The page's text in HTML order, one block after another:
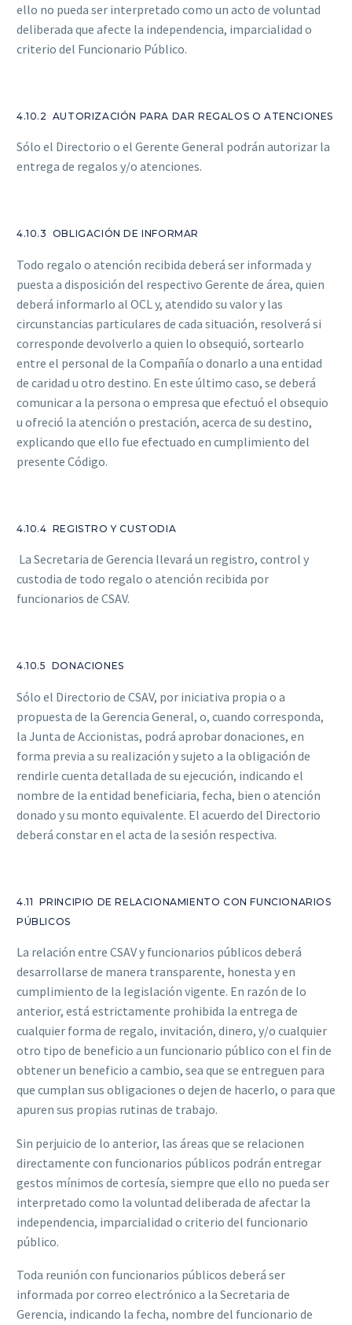
ello no pueda ser interpretado como un acto de voluntad
deliberada que afecte la independencia, imparcialidad o
criterio del Funcionario Público.
4.10.2 AUTORIZACIÓN PARA DAR REGALOS O ATENCIONES
Sólo el Directorio o el Gerente General podrán autorizar la
entrega de regalos y/o atenciones.
4.10.3 OBLIGACIÓN DE INFORMAR
Todo regalo o atención recibida deberá ser informada y
puesta a disposición del respectivo Gerente de área, quien
deberá informarlo al OCL y, atendido su valor y las
circunstancias particulares de cada situación, resolverá si
corresponde devolverlo a quien lo obsequió, sortearlo
entre el personal de la Compañía o donarlo a una entidad
de caridad u otro destino. En este último caso, se deberá
comunicar a la persona o empresa que efectuó el obsequio
u ofreció la atención o prestación, acerca de su destino,
explicando que ello fue efectuado en cumplimiento del
presente Código.
4.10.4 REGISTRO Y CUSTODIA
La Secretaria de Gerencia llevará un registro, control y
custodia de todo regalo o atención recibida por
funcionarios de CSAV.
4.10.5 DONACIONES
Sólo el Directorio de CSAV, por iniciativa propia o a
propuesta de la Gerencia General, o, cuando corresponda,
la Junta de Accionistas, podrá aprobar donaciones, en
forma previa a su realización y sujeto a la obligación de
rendirle cuenta detallada de su ejecución, indicando el
nombre de la entidad beneficiaria, fecha, bien o atención
donado y su monto equivalente. El acuerdo del Directorio
deberá constar en el acta de la sesión respectiva.
4.11 PRINCIPIO DE RELACIONAMIENTO CON FUNCIONARIOS
PÚBLICOS
La relación entre CSAV y funcionarios públicos deberá
desarrollarse de manera transparente, honesta y en
cumplimiento de la legislación vigente. En razón de lo
anterior, está estrictamente prohibida la entrega de
cualquier forma de regalo, invitación, dinero, y/o cualquier
otro tipo de beneficio a un funcionario público con el fin de
obtener un beneficio a cambio, sea que se entreguen para
que cumplan sus obligaciones o dejen de hacerlo, o para que
apuren sus propias rutinas de trabajo.
Sin perjuicio de lo anterior, las áreas que se relacionen
directamente con funcionarios públicos podrán entregar
gestos mínimos de cortesía, siempre que ello no pueda ser
interpretado como la voluntad deliberada de afectar la
independencia, imparcialidad o criterio del funcionario
público.
Toda reunión con funcionarios públicos deberá ser
informada por correo electrónico a la Secretaria de
Gerencia, indicando la fecha, nombre del funcionario de